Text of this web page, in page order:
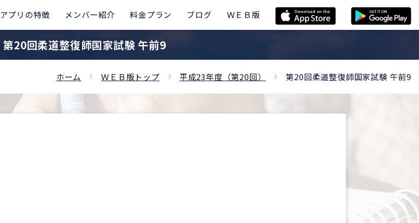
アプリの特徴 メンバー紹介 料金プラン ブログ ＷＥＢ版
第20回柔道整復師国家試験 午前9
ホーム ＷＥＢ版トップ 平成23年度（第20回） 第20回柔道整復師国家試験 午前9